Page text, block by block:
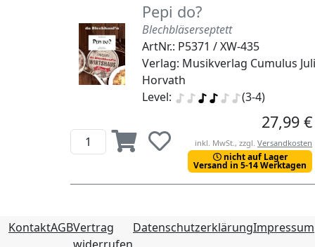
Pepi do?
Blechbläserseptett
ArtNr.: P5371 / XW-435
Verlag: Musikverlag Cumulus
Horvath
Level:
(3-4)
27,99 €
inkl. MwSt., zzgl. Versandkosten
nicht auf Lager
Versand in 5-14 Werktagen
KontaktAGBVertrag
DatenschutzerklärungImpressum